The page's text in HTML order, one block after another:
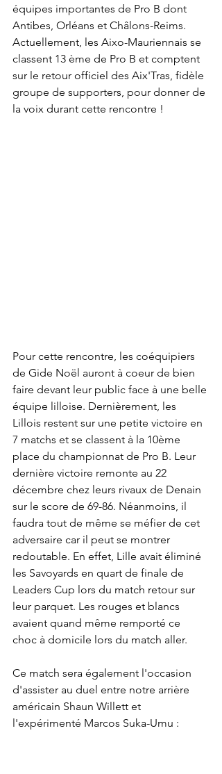
équipes importantes de Pro B dont
Antibes, Orléans et Châlons-Reims.
Actuellement, les Aixo-Mauriennais se
classent 13 ème de Pro B et comptent
sur le retour officiel des Aix'Tras, fidèle
groupe de supporters, pour donner de
la voix durant cette rencontre !
Pour cette rencontre, les coéquipiers
de Gide Noël auront à coeur de bien
faire devant leur public face à une belle
équipe lilloise. Dernièrement, les
Lillois restent sur une petite victoire en
7 matchs et se classent à la 10ème
place du championnat de Pro B. Leur
dernière victoire remonte au 22
décembre chez leurs rivaux de Denain
sur le score de 69-86. Néanmoins, il
faudra tout de même se méfier de cet
adversaire car il peut se montrer
redoutable. En effet, Lille avait éliminé
les Savoyards en quart de finale de
Leaders Cup lors du match retour sur
leur parquet. Les rouges et blancs
avaient quand même remporté ce
choc à domicile lors du match aller.
Ce match sera également l'occasion
d'assister au duel entre notre arrière
américain Shaun Willett et
l'expérimenté Marcos Suka-Umu :